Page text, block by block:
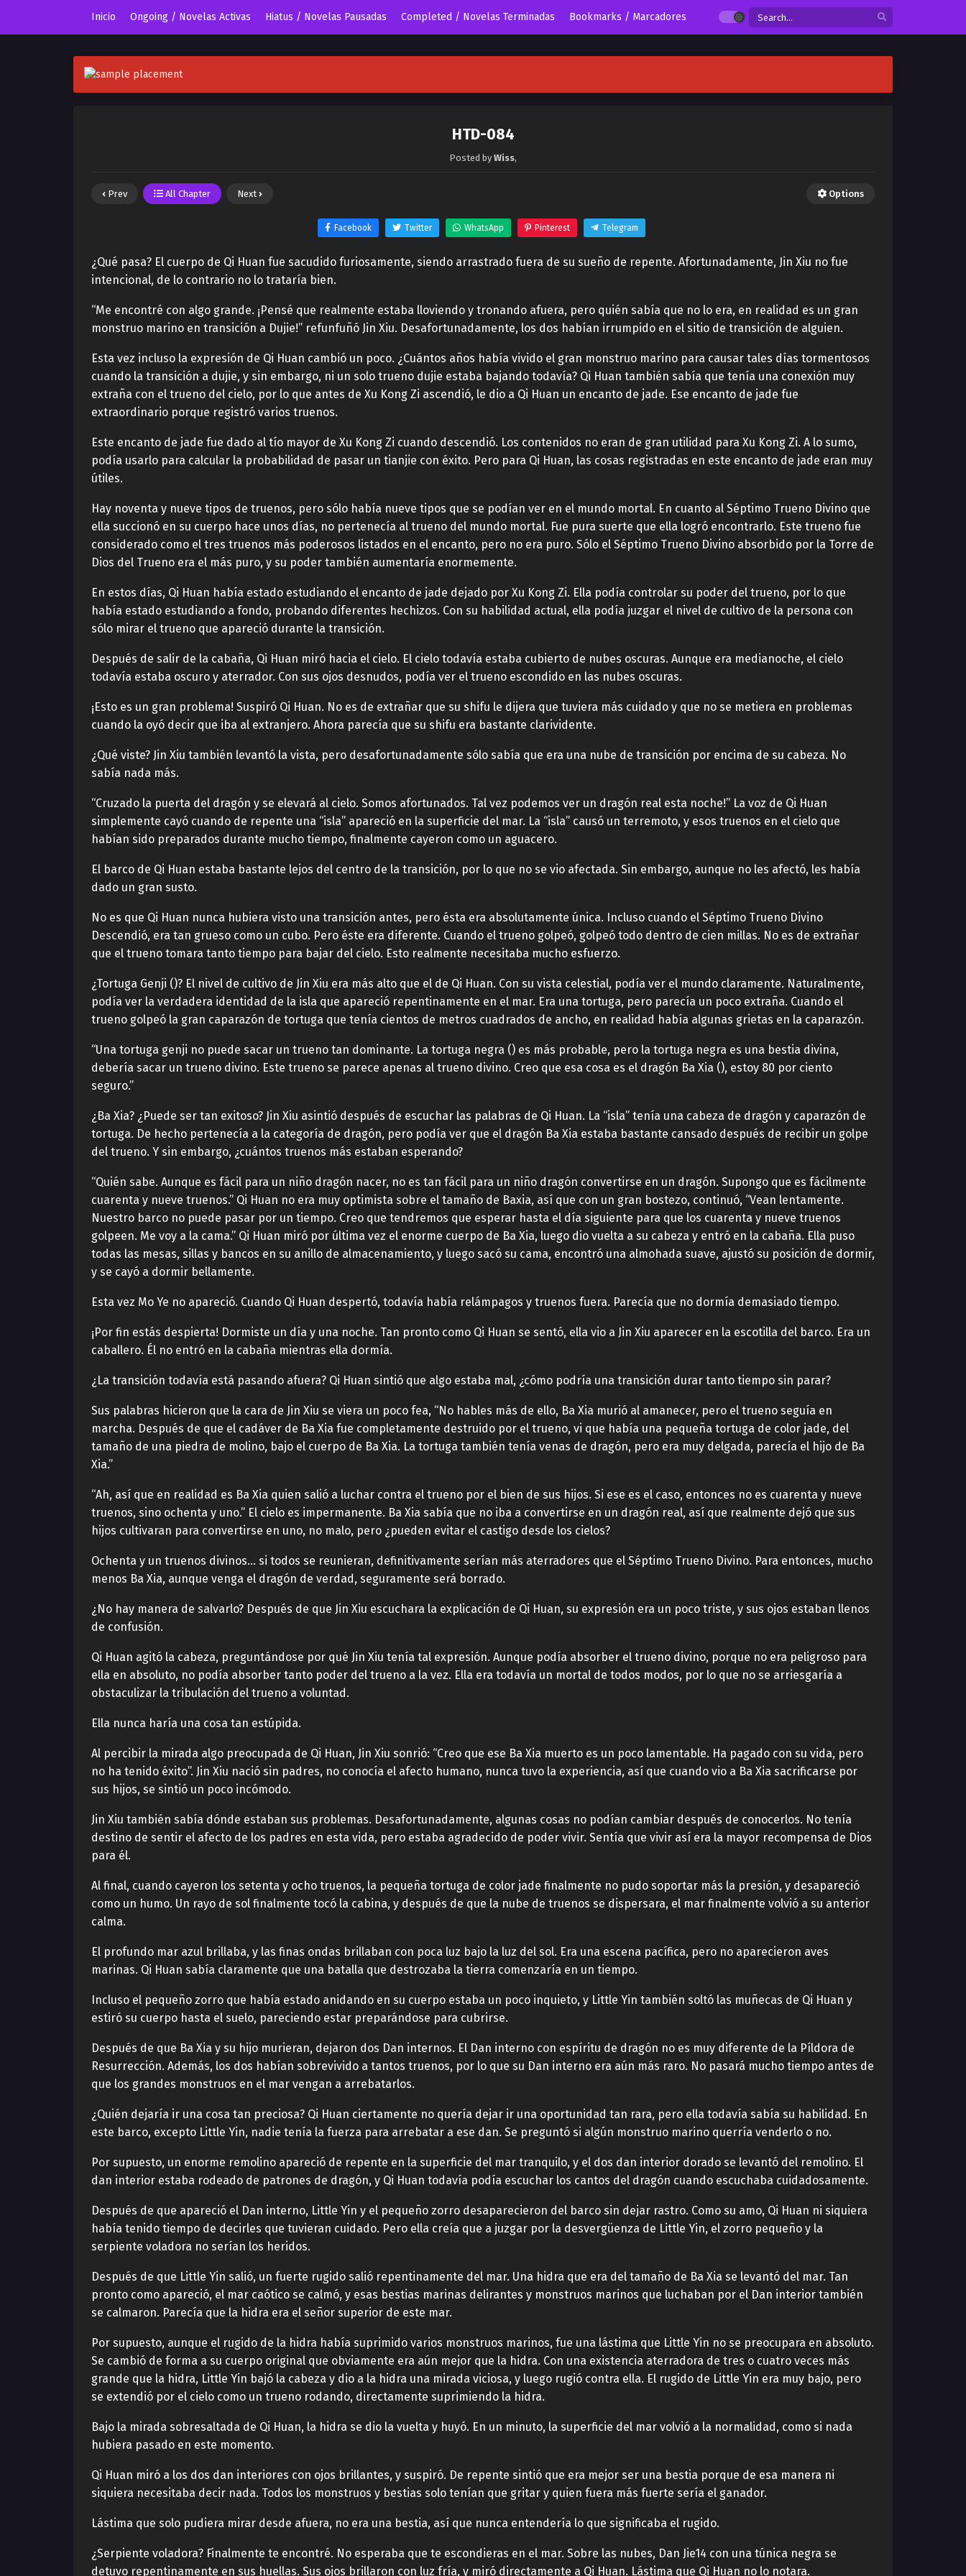
Inicio Ongoing / Novelas Activas Hiatus / Novelas Pausadas Completed / Novelas Terminadas Bookmarks / Marcadores
HTD-084
Posted by Wiss,
Prev All Chapter Next Options
Facebook Twitter WhatsApp Pinterest Telegram
¿Qué pasa? El cuerpo de Qi Huan fue sacudido furiosamente, siendo arrastrado fuera de su sueño de repente. Afortunadamente, Jin Xiu no fue
intencional, de lo contrario no lo trataría bien.
“Me encontré con algo grande. ¡Pensé que realmente estaba lloviendo y tronando afuera, pero quién sabía que no lo era, en realidad es un gran
monstruo marino en transición a Dujie!” refunfuñó Jin Xiu. Desafortunadamente, los dos habían irrumpido en el sitio de transición de alguien.
Esta vez incluso la expresión de Qi Huan cambió un poco. ¿Cuántos años había vivido el gran monstruo marino para causar tales días tormentosos
cuando la transición a dujie, y sin embargo, ni un solo trueno dujie estaba bajando todavía? Qi Huan también sabía que tenía una conexión muy
extraña con el trueno del cielo, por lo que antes de Xu Kong Zi ascendió, le dio a Qi Huan un encanto de jade. Ese encanto de jade fue
extraordinario porque registró varios truenos.
Este encanto de jade fue dado al tío mayor de Xu Kong Zi cuando descendió. Los contenidos no eran de gran utilidad para Xu Kong Zi. A lo sumo,
podía usarlo para calcular la probabilidad de pasar un tianjie con éxito. Pero para Qi Huan, las cosas registradas en este encanto de jade eran muy
útiles.
Hay noventa y nueve tipos de truenos, pero sólo había nueve tipos que se podían ver en el mundo mortal. En cuanto al Séptimo Trueno Divino que
ella succionó en su cuerpo hace unos días, no pertenecía al trueno del mundo mortal. Fue pura suerte que ella logró encontrarlo. Este trueno fue
considerado como el tres truenos más poderosos listados en el encanto, pero no era puro. Sólo el Séptimo Trueno Divino absorbido por la Torre de
Dios del Trueno era el más puro, y su poder también aumentaría enormemente.
En estos días, Qi Huan había estado estudiando el encanto de jade dejado por Xu Kong Zi. Ella podía controlar su poder del trueno, por lo que
había estado estudiando a fondo, probando diferentes hechizos. Con su habilidad actual, ella podía juzgar el nivel de cultivo de la persona con
sólo mirar el trueno que apareció durante la transición.
Después de salir de la cabaña, Qi Huan miró hacia el cielo. El cielo todavía estaba cubierto de nubes oscuras. Aunque era medianoche, el cielo
todavía estaba oscuro y aterrador. Con sus ojos desnudos, podía ver el trueno escondido en las nubes oscuras.
¡Esto es un gran problema! Suspiró Qi Huan. No es de extrañar que su shifu le dijera que tuviera más cuidado y que no se metiera en problemas
cuando la oyó decir que iba al extranjero. Ahora parecía que su shifu era bastante clarividente.
¿Qué viste? Jin Xiu también levantó la vista, pero desafortunadamente sólo sabía que era una nube de transición por encima de su cabeza. No
sabía nada más.
“Cruzado la puerta del dragón y se elevará al cielo. Somos afortunados. Tal vez podemos ver un dragón real esta noche!” La voz de Qi Huan
simplemente cayó cuando de repente una “isla” apareció en la superficie del mar. La “isla” causó un terremoto, y esos truenos en el cielo que
habían sido preparados durante mucho tiempo, finalmente cayeron como un aguacero.
El barco de Qi Huan estaba bastante lejos del centro de la transición, por lo que no se vio afectada. Sin embargo, aunque no les afectó, les había
dado un gran susto.
No es que Qi Huan nunca hubiera visto una transición antes, pero ésta era absolutamente única. Incluso cuando el Séptimo Trueno Divino
Descendió, era tan grueso como un cubo. Pero éste era diferente. Cuando el trueno golpeó, golpeó todo dentro de cien millas. No es de extrañar
que el trueno tomara tanto tiempo para bajar del cielo. Esto realmente necesitaba mucho esfuerzo.
¿Tortuga Genji ()? El nivel de cultivo de Jin Xiu era más alto que el de Qi Huan. Con su vista celestial, podía ver el mundo claramente. Naturalmente,
podía ver la verdadera identidad de la isla que apareció repentinamente en el mar. Era una tortuga, pero parecía un poco extraña. Cuando el
trueno golpeó la gran caparazón de tortuga que tenía cientos de metros cuadrados de ancho, en realidad había algunas grietas en la caparazón.
“Una tortuga genji no puede sacar un trueno tan dominante. La tortuga negra () es más probable, pero la tortuga negra es una bestia divina,
debería sacar un trueno divino. Este trueno se parece apenas al trueno divino. Creo que esa cosa es el dragón Ba Xia (), estoy 80 por ciento
seguro.”
¿Ba Xia? ¿Puede ser tan exitoso? Jin Xiu asintió después de escuchar las palabras de Qi Huan. La “isla” tenía una cabeza de dragón y caparazón de
tortuga. De hecho pertenecía a la categoría de dragón, pero podía ver que el dragón Ba Xia estaba bastante cansado después de recibir un golpe
del trueno. Y sin embargo, ¿cuántos truenos más estaban esperando?
“Quién sabe. Aunque es fácil para un niño dragón nacer, no es tan fácil para un niño dragón convertirse en un dragón. Supongo que es fácilmente
cuarenta y nueve truenos.” Qi Huan no era muy optimista sobre el tamaño de Baxia, así que con un gran bostezo, continuó, “Vean lentamente.
Nuestro barco no puede pasar por un tiempo. Creo que tendremos que esperar hasta el día siguiente para que los cuarenta y nueve truenos
golpeen. Me voy a la cama.” Qi Huan miró por última vez el enorme cuerpo de Ba Xia, luego dio vuelta a su cabeza y entró en la cabaña. Ella puso
todas las mesas, sillas y bancos en su anillo de almacenamiento, y luego sacó su cama, encontró una almohada suave, ajustó su posición de dormir,
y se cayó a dormir bellamente.
Esta vez Mo Ye no apareció. Cuando Qi Huan despertó, todavía había relámpagos y truenos fuera. Parecía que no dormía demasiado tiempo.
¡Por fin estás despierta! Dormiste un día y una noche. Tan pronto como Qi Huan se sentó, ella vio a Jin Xiu aparecer en la escotilla del barco. Era un
caballero. Él no entró en la cabaña mientras ella dormía.
¿La transición todavía está pasando afuera? Qi Huan sintió que algo estaba mal, ¿cómo podría una transición durar tanto tiempo sin parar?
Sus palabras hicieron que la cara de Jin Xiu se viera un poco fea, “No hables más de ello, Ba Xia murió al amanecer, pero el trueno seguía en
marcha. Después de que el cadáver de Ba Xia fue completamente destruido por el trueno, vi que había una pequeña tortuga de color jade, del
tamaño de una piedra de molino, bajo el cuerpo de Ba Xia. La tortuga también tenía venas de dragón, pero era muy delgada, parecía el hijo de Ba
Xia.”
“Ah, así que en realidad es Ba Xia quien salió a luchar contra el trueno por el bien de sus hijos. Si ese es el caso, entonces no es cuarenta y nueve
truenos, sino ochenta y uno.” El cielo es impermanente. Ba Xia sabía que no iba a convertirse en un dragón real, así que realmente dejó que sus
hijos cultivaran para convertirse en uno, no malo, pero ¿pueden evitar el castigo desde los cielos?
Ochenta y un truenos divinos… si todos se reunieran, definitivamente serían más aterradores que el Séptimo Trueno Divino. Para entonces, mucho
menos Ba Xia, aunque venga el dragón de verdad, seguramente será borrado.
¿No hay manera de salvarlo? Después de que Jin Xiu escuchara la explicación de Qi Huan, su expresión era un poco triste, y sus ojos estaban llenos
de confusión.
Qi Huan agitó la cabeza, preguntándose por qué Jin Xiu tenía tal expresión. Aunque podía absorber el trueno divino, porque no era peligroso para
ella en absoluto, no podía absorber tanto poder del trueno a la vez. Ella era todavía un mortal de todos modos, por lo que no se arriesgaría a
obstaculizar la tribulación del trueno a voluntad.
Ella nunca haría una cosa tan estúpida.
Al percibir la mirada algo preocupada de Qi Huan, Jin Xiu sonrió: “Creo que ese Ba Xia muerto es un poco lamentable. Ha pagado con su vida, pero
no ha tenido éxito”. Jin Xiu nació sin padres, no conocía el afecto humano, nunca tuvo la experiencia, así que cuando vio a Ba Xia sacrificarse por
sus hijos, se sintió un poco incómodo.
Jin Xiu también sabía dónde estaban sus problemas. Desafortunadamente, algunas cosas no podían cambiar después de conocerlos. No tenía
destino de sentir el afecto de los padres en esta vida, pero estaba agradecido de poder vivir. Sentía que vivir así era la mayor recompensa de Dios
para él.
Al final, cuando cayeron los setenta y ocho truenos, la pequeña tortuga de color jade finalmente no pudo soportar más la presión, y desapareció
como un humo. Un rayo de sol finalmente tocó la cabina, y después de que la nube de truenos se dispersara, el mar finalmente volvió a su anterior
calma.
El profundo mar azul brillaba, y las finas ondas brillaban con poca luz bajo la luz del sol. Era una escena pacífica, pero no aparecieron aves
marinas. Qi Huan sabía claramente que una batalla que destrozaba la tierra comenzaría en un tiempo.
Incluso el pequeño zorro que había estado anidando en su cuerpo estaba un poco inquieto, y Little Yin también soltó las muñecas de Qi Huan y
estiró su cuerpo hasta el suelo, pareciendo estar preparándose para cubrirse.
Después de que Ba Xia y su hijo murieran, dejaron dos Dan internos. El Dan interno con espíritu de dragón no es muy diferente de la Píldora de
Resurrección. Además, los dos habían sobrevivido a tantos truenos, por lo que su Dan interno era aún más raro. No pasará mucho tiempo antes de
que los grandes monstruos en el mar vengan a arrebatarlos.
¿Quién dejaría ir una cosa tan preciosa? Qi Huan ciertamente no quería dejar ir una oportunidad tan rara, pero ella todavía sabía su habilidad. En
este barco, excepto Little Yin, nadie tenía la fuerza para arrebatar a ese dan. Se preguntó si algún monstruo marino querría venderlo o no.
Por supuesto, un enorme remolino apareció de repente en la superficie del mar tranquilo, y el dos dan interior dorado se levantó del remolino. El
dan interior estaba rodeado de patrones de dragón, y Qi Huan todavía podía escuchar los cantos del dragón cuando escuchaba cuidadosamente.
Después de que apareció el Dan interno, Little Yin y el pequeño zorro desaparecieron del barco sin dejar rastro. Como su amo, Qi Huan ni siquiera
había tenido tiempo de decirles que tuvieran cuidado. Pero ella creía que a juzgar por la desvergüenza de Little Yin, el zorro pequeño y la
serpiente voladora no serían los heridos.
Después de que Little Yin salió, un fuerte rugido salió repentinamente del mar. Una hidra que era del tamaño de Ba Xia se levantó del mar. Tan
pronto como apareció, el mar caótico se calmó, y esas bestias marinas delirantes y monstruos marinos que luchaban por el Dan interior también
se calmaron. Parecía que la hidra era el señor superior de este mar.
Por supuesto, aunque el rugido de la hidra había suprimido varios monstruos marinos, fue una lástima que Little Yin no se preocupara en absoluto.
Se cambió de forma a su cuerpo original que obviamente era aún mejor que la hidra. Con una existencia aterradora de tres o cuatro veces más
grande que la hidra, Little Yin bajó la cabeza y dio a la hidra una mirada viciosa, y luego rugió contra ella. El rugido de Little Yin era muy bajo, pero
se extendió por el cielo como un trueno rodando, directamente suprimiendo la hidra.
Bajo la mirada sobresaltada de Qi Huan, la hidra se dio la vuelta y huyó. En un minuto, la superficie del mar volvió a la normalidad, como si nada
hubiera pasado en este momento.
Qi Huan miró a los dos dan interiores con ojos brillantes, y suspiró. De repente sintió que era mejor ser una bestia porque de esa manera ni
siquiera necesitaba decir nada. Todos los monstruos y bestias solo tenían que gritar y quien fuera más fuerte sería el ganador.
Lástima que solo pudiera mirar desde afuera, no era una bestia, así que nunca entendería lo que significaba el rugido.
¿Serpiente voladora? Finalmente te encontré. No esperaba que te escondieras en el mar. Sobre las nubes, Dan Jie14 con una túnica negra se
detuvo repentinamente en sus huellas. Sus ojos brillaron con luz fría, y miró directamente a Qi Huan. Lástima que Qi Huan no lo notara.